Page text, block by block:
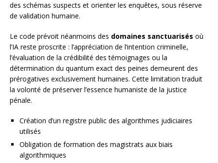
des schémas suspects et orienter les enquêtes, sous réserve
de validation humaine.
Le code prévoit néanmoins des domaines sanctuarisés où
l’IA reste proscrite : l’appréciation de l’intention criminelle,
l’évaluation de la crédibilité des témoignages ou la
détermination du quantum exact des peines demeurent des
prérogatives exclusivement humaines. Cette limitation traduit
la volonté de préserver l’essence humaniste de la justice
pénale.
Création d’un registre public des algorithmes judiciaires
utilisés
Obligation de formation des magistrats aux biais
algorithmiques